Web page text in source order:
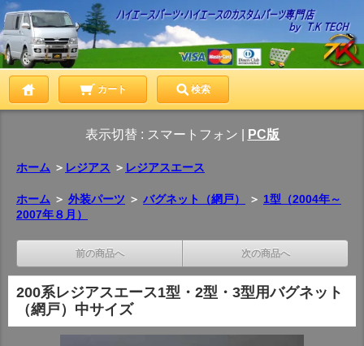
カート 検索
表示切替 : スマートフォン PC版
ホーム ＞ レジアス ＞ レジアスエース
ホーム ＞ 外装パーツ ＞ バグネット（網戸） ＞ 1型（2004年～
2007年８月）
前の商品へ 次の商品へ
200系レジアスエース1型・2型・3型用バグネット
（網戸）中サイズ